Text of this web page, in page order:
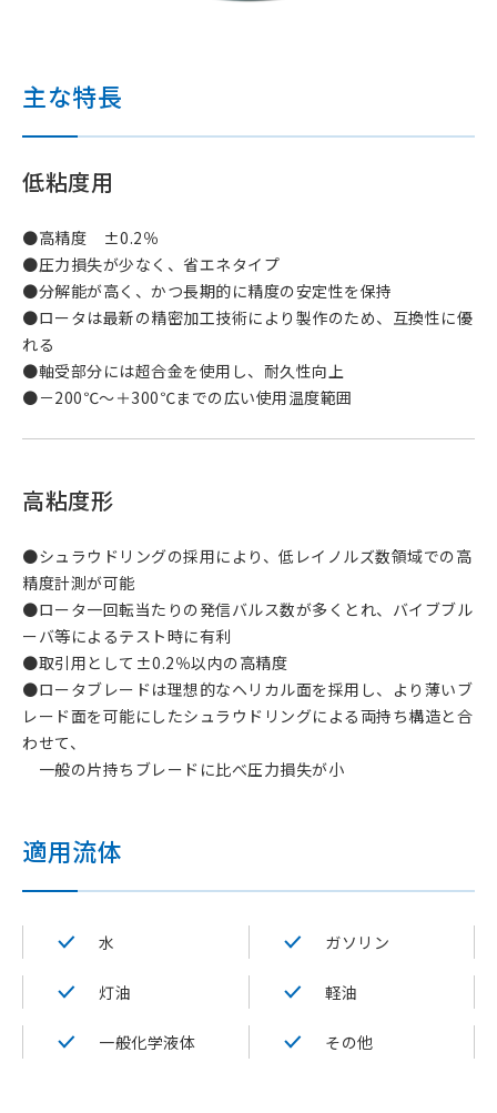
主な特長
低粘度用
●高精度 ±0.2％
●圧力損失が少なく、省エネタイプ
●分解能が高く、かつ長期的に精度の安定性を保持
●ロータは最新の精密加工技術により製作のため、互換性に優
れる
●軸受部分には超合金を使用し、耐久性向上
●－200℃～＋300℃までの広い使用温度範囲
高粘度形
●シュラウドリングの採用により、低レイノルズ数領域での高
精度計測が可能
●ロータ一回転当たりの発信バルス数が多くとれ、バイブブル
ーバ等によるテスト時に有利
●取引用として±0.2％以内の高精度
●ロータブレードは理想的なヘリカル面を採用し、より薄いブ
レード面を可能にしたシュラウドリングによる両持ち構造と合
わせて、
一般の片持ちブレードに比べ圧力損失が小
適用流体
水 ガソリン
灯油 軽油
一般化学液体 その他